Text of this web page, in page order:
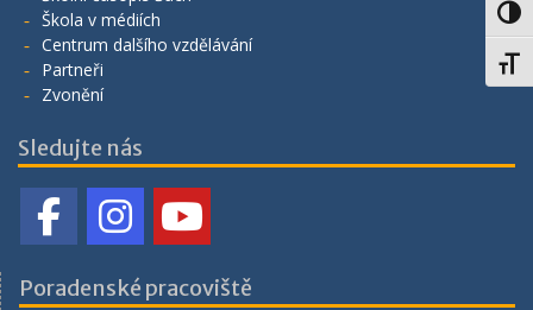
Škola v médiích
Centrum dalšího vzdělávání
Partneři
Zvonění
Sledujte nás
Poradenské pracoviště